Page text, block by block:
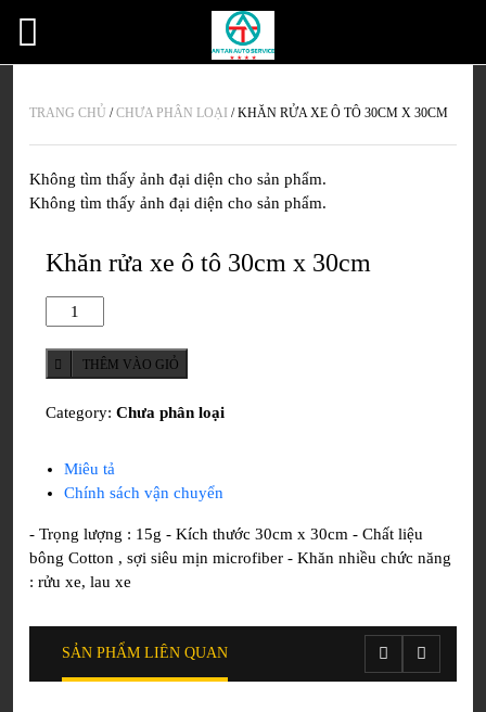
TRANG CHỦ /CHƯA PHÂN LOẠI /KHĂN RỬA XE Ô TÔ 30CM X 30CM
Không tìm thấy ảnh đại diện cho sản phẩm.
Không tìm thấy ảnh đại diện cho sản phẩm.
Khăn rửa xe ô tô 30cm x 30cm
Khăn
rửa
xe
ô
30cm
30cm
quantity
THÊM VÀO GIỎ
Category: Chưa phân loại
Miêu tả
Chính sách vận chuyển
- Trọng lượng : 15g - Kích thước 30cm x 30cm - Chất liệu
bông Cotton , sợi siêu mịn microfiber - Khăn nhiều chức năng
: rửu xe, lau xe
SẢN PHẨM LIÊN QUAN